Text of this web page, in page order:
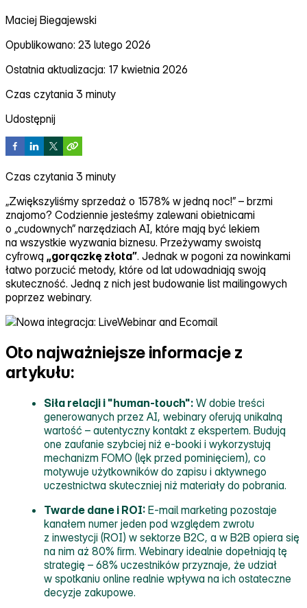
Maciej Biegajewski
Opublikowano: 23 lutego 2026
Ostatnia aktualizacja: 17 kwietnia 2026
Czas czytania 3 minuty
Udostępnij
Czas czytania 3 minuty
„Zwiększyliśmy sprzedaż o 1578% w jedną noc!” – brzmi
znajomo? Codziennie jesteśmy zalewani obietnicami
o „cudownych” narzędziach AI, które mają być lekiem
na wszystkie wyzwania biznesu. Przeżywamy swoistą
cyfrową „gorączkę złota”. Jednak w pogoni za nowinkami
łatwo porzucić metody, które od lat udowadniają swoją
skuteczność. Jedną z nich jest budowanie list mailingowych
poprzez webinary.
Oto najważniejsze informacje z
artykułu:
Siła relacji i "human‑touch": W dobie treści
generowanych przez AI, webinary oferują unikalną
wartość – autentyczny kontakt z ekspertem. Budują
one zaufanie szybciej niż e‑booki i wykorzystują
mechanizm FOMO (lęk przed pominięciem), co
motywuje użytkowników do zapisu i aktywnego
uczestnictwa skuteczniej niż materiały do pobrania.
Twarde dane i ROI: E‑mail marketing pozostaje
kanałem numer jeden pod względem zwrotu
z inwestycji (ROI) w sektorze B2C, a w B2B opiera się
na nim aż 80% firm. Webinary idealnie dopełniają tę
strategię – 68% uczestników przyznaje, że udział
w spotkaniu online realnie wpływa na ich ostateczne
decyzje zakupowe.